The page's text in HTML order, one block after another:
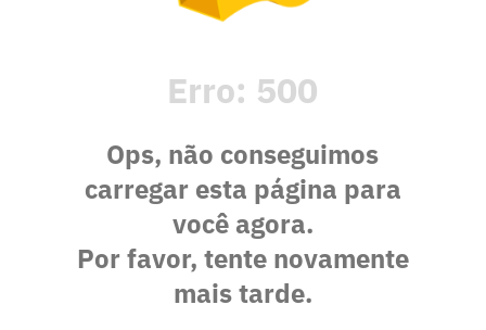
Erro: 500
Ops, não conseguimos
carregar esta página para
você agora.
Por favor, tente novamente
mais tarde.